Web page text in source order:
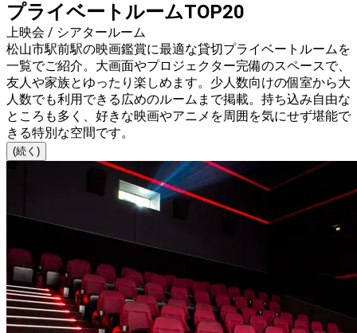
プライベートルームTOP20
上映会 / シアタールーム
松山市駅前駅の映画鑑賞に最適な貸切プライベートルームを
一覧でご紹介。大画面やプロジェクター完備のスペースで、
友人や家族とゆったり楽しめます。少人数向けの個室から大
人数でも利用できる広めのルームまで掲載。持ち込み自由な
ところも多く、好きな映画やアニメを周囲を気にせず堪能で
きる特別な空間です。
(続く)